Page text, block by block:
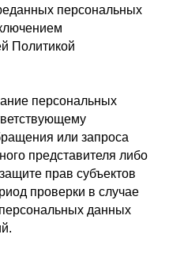
персональных
Политикой
персональных
или запроса
представителя либо
прав субъектов
проверки в случае
данных